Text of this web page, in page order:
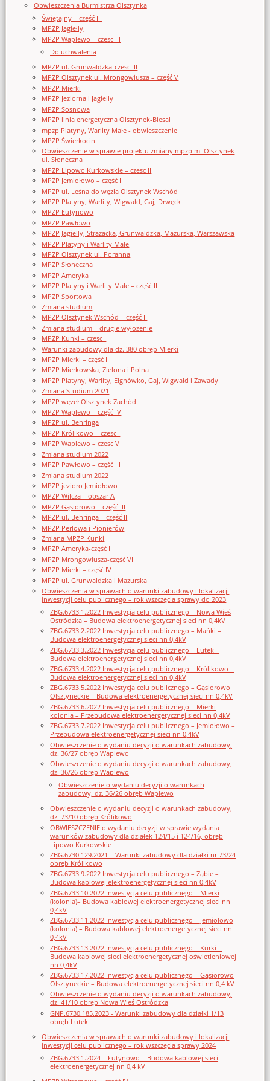
Obwieszczenia Burmistrza Olsztynka
Świętajny – część III
MPZP Jagiełły
MPZP Waplewo – czesc III
Do uchwalenia
MPZP ul. Grunwaldzka-czesc III
MPZP Olsztynek ul. Mrongowiusza – część V
MPZP Mierki
MPZP Jeziorna i Jagielly
MPZP Sosnowa
MPZP linia energetyczna Olsztynek-Biesal
mpzp Platyny, Warlity Małe - obwieszczenie
MPZP Świerkocin
Obwieszczenie w sprawie projektu zmiany mpzp m. Olsztynek
ul. Słoneczna
MPZP Lipowo Kurkowskie – czesc II
MPZP Jemiołowo – część II
MPZP ul. Leśna do węzła Olsztynek Wschód
MPZP Platyny, Warlity, Wigwałd, Gaj, Drwęck
MPZP Łutynowo
MPZP Pawłowo
MPZP Jagielly, Strazacka, Grunwaldzka, Mazurska, Warszawska
MPZP Platyny i Warlity Małe
MPZP Olsztynek ul. Poranna
MPZP Słoneczna
MPZP Ameryka
MPZP Platyny i Warlity Małe – część II
MPZP Sportowa
Zmiana studium
MPZP Olsztynek Wschód – część II
Zmiana studium – drugie wyłożenie
MPZP Kunki – czesc I
Warunki zabudowy dla dz. 380 obręb Mierki
MPZP Mierki – część III
MPZP Mierkowska, Zielona i Polna
MPZP Platyny, Warlity, Elgnówko, Gaj, Wigwałd i Zawady
Zmiana Studium 2021
MPZP węzeł Olsztynek Zachód
MPZP Waplewo – część IV
MPZP ul. Behringa
MPZP Królikowo – czesc I
MPZP Waplewo – czesc V
Zmiana studium 2022
MPZP Pawłowo – część III
Zmiana studium 2022 II
MPZP jezioro Jemiołowo
MPZP Wilcza – obszar A
MPZP Gąsiorowo – część III
MPZP ul. Behringa – część II
MPZP Perłowa i Pionierów
Zmiana MPZP Kunki
MPZP Ameryka-część II
MPZP Mrongowiusza-część VI
MPZP Mierki – część IV
MPZP ul. Grunwaldzka i Mazurska
Obwieszczenia w sprawach o warunki zabudowy i lokalizacji
inwestycji celu publicznego – rok wszczęcia sprawy do 2023
ZBG.6733.1.2022 Inwestycja celu publicznego – Nowa Wieś
Ostródzka – Budowa elektroenergetycznej sieci nn 0,4kV
ZBG.6733.2.2022 Inwestycja celu publicznego – Mańki –
Budowa elektroenergetycznej sieci nn 0,4kV
ZBG.6733.3.2022 Inwestycja celu publicznego – Lutek –
Budowa elektroenergetycznej sieci nn 0,4kV
ZBG.6733.4.2022 Inwestycja celu publicznego – Królikowo –
Budowa elektroenergetycznej sieci nn 0,4kV
ZBG.6733.5.2022 Inwestycja celu publicznego – Gąsiorowo
Olsztyneckie – Budowa elektroenergetycznej sieci nn 0,4kV
ZBG.6733.6.2022 Inwestycja celu publicznego – Mierki
kolonia – Przebudowa elektroenergetycznej sieci nn 0,4kV
ZBG.6733.7.2022 Inwestycja celu publicznego – Jemiołowo –
Przebudowa elektroenergetycznej sieci nn 0,4kV
Obwieszczenie o wydaniu decyzji o warunkach zabudowy,
dz. 36/27 obręb Waplewo
Obwieszczenie o wydaniu decyzji o warunkach zabudowy,
dz. 36/26 obręb Waplewo
Obwieszczenie o wydaniu decyzji o warunkach
zabudowy, dz. 36/26 obręb Waplewo
Obwieszczenie o wydaniu decyzji o warunkach zabudowy,
dz. 73/10 obręb Królikowo
OBWIESZCZENIE o wydaniu decyzji w sprawie wydania
warunków zabudowy dla działek 124/15 i 124/16, obręb
Lipowo Kurkowskie
ZBG.6730.129.2021 – Warunki zabudowy dla działki nr 73/24
obręb Królikowo
ZBG.6733.9.2022 Inwestycja celu publicznego – Ząbie –
Budowa kablowej elektroenergetycznej sieci nn 0,4kV
ZBG.6733.10.2022 Inwestycja celu publicznego – Mierki
(kolonia)– Budowa kablowej elektroenergetycznej sieci nn
0,4kV
ZBG.6733.11.2022 Inwestycja celu publicznego – Jemiołowo
(kolonia) – Budowa kablowej elektroenergetycznej sieci nn
0,4kV
ZBG.6733.13.2022 Inwestycja celu publicznego – Kurki –
Budowa kablowej sieci elektroenergetycznej oświetleniowej
nn 0,4kV
ZBG.6733.17.2022 Inwestycja celu publicznego – Gąsiorowo
Olsztyneckie – Budowa elektroenergetycznej sieci nn 0,4 kV
Obwieszczenie o wydaniu decyzji o warunkach zabudowy,
dz. 41/10 obręb Nowa Wieś Ostródzka
GNP.6730.185.2023 - Warunki zabudowy dla działki 1/13
obręb Lutek
Obwieszczenia w sprawach o warunki zabudowy i lokalizacji
inwestycji celu publicznego – rok wszczęcia sprawy 2024
ZBG.6733.1.2024 – Łutynowo – Budowa kablowej sieci
elektroenergetycznej nn 0,4 kV